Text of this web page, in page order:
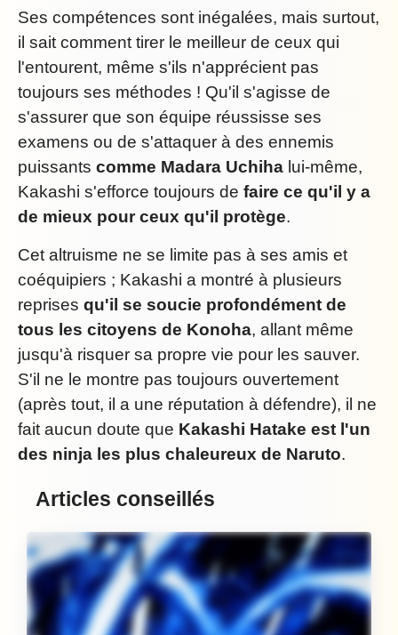
Ses compétences sont inégalées, mais surtout,
il sait comment tirer le meilleur de ceux qui
l'entourent, même s'ils n'apprécient pas
toujours ses méthodes ! Qu'il s'agisse de
s'assurer que son équipe réussisse ses
examens ou de s'attaquer à des ennemis
puissants comme Madara Uchiha lui-même,
Kakashi s'efforce toujours de faire ce qu'il y a
de mieux pour ceux qu'il protège.
Cet altruisme ne se limite pas à ses amis et
coéquipiers ; Kakashi a montré à plusieurs
reprises qu'il se soucie profondément de
tous les citoyens de Konoha, allant même
jusqu'à risquer sa propre vie pour les sauver.
S'il ne le montre pas toujours ouvertement
(après tout, il a une réputation à défendre), il ne
fait aucun doute que Kakashi Hatake est l'un
des ninja les plus chaleureux de Naruto.
Articles conseillés